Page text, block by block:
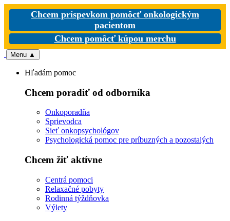
Chcem príspevkom pomôcť onkologickým
pacientom
Chcem pomôcť kúpou merchu
Menu ▲
Hľadám pomoc
Chcem poradiť od odborníka
Onkoporadňa
Sprievodca
Sieť onkopsychológov
Psychologická pomoc pre príbuzných a pozostalých
Chcem žiť aktívne
Centrá pomoci
Relaxačné pobyty
Rodinná týždňovka
Výlety